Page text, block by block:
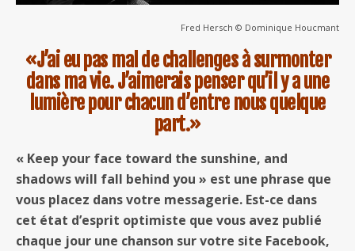
Fred Hersch © Dominique Houcmant
«J’ai eu pas mal de challenges à surmonter
dans ma vie. J’aimerais penser qu’il y a une
lumière pour chacun d’entre nous quelque
part.»
« Keep your face toward the sunshine, and
shadows will fall behind you » est une phrase que
vous placez dans votre messagerie. Est-ce dans
cet état d’esprit optimiste que vous avez publié
chaque jour une chanson sur votre site Facebook,